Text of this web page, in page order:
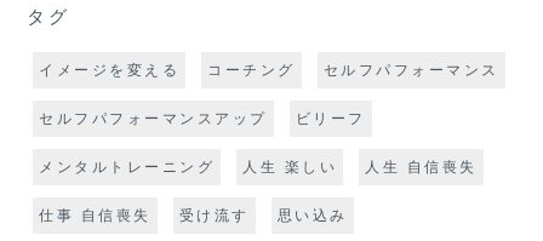
タグ
イメージを変える コーチング セルフパフォーマンス
セルフパフォーマンスアップ ビリーフ
メンタルトレーニング 人生 楽しい 人生 自信喪失
仕事 自信喪失 受け流す 思い込み